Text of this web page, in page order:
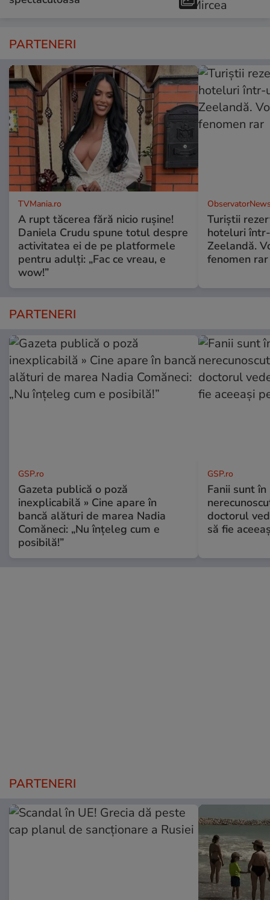
PARTENERI
TVMania.ro
A rupt tăcerea fără nicio rușine!
Daniela Crudu spune totul despre
activitatea ei de pe platformele
pentru adulți: „Fac ce vreau, e
wow!”
Turiştii
hoteluri
Zeelandă.
fenomen rar
PARTENERI
GSP.ro
Gazeta publică o poză
inexplicabilă » Cine apare în
bancă alături de marea Nadia
Comăneci: „Nu înțeleg cum e
posibilă!”
GSP.ro
Fanii sunt în
doctorul
să fie
PARTENERI